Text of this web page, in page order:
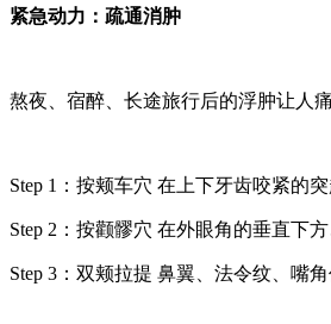
紧急动力：疏通消肿
熬夜、宿醉、长途旅行后的浮肿让人
Step 1：按颊车穴 在上下牙齿咬紧的
Step 2：按颧髎穴 在外眼角的垂直下
Step 3：双颊拉提 鼻翼、法令纹、嘴